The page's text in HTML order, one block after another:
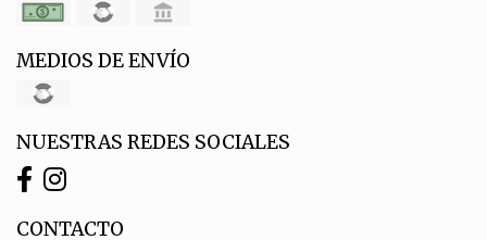
MEDIOS DE ENVÍO
NUESTRAS REDES SOCIALES
CONTACTO